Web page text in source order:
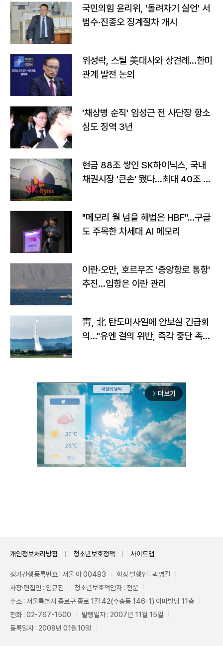
국민의힘 윤리위, '돌려차기 실언' 서
범수·진종오 징계절차 개시
위성락, 스틸 美대사와 상견례…한미
관계 발전 논의
'채상병 순직' 임성근 전 사단장 항소
심도 징역 3년
현금 88조 쌓인 SK하이닉스, 국내
채권시장 '큰손' 됐다…최대 40조 투
"메모리 월 넘을 해법은 HBF"…구글
도 주목한 차세대 AI 메모리
이란·오만, 호르무즈 '중앙항로 통항'
추진…입항은 이란 관리
靑, 北 탄도미사일에 안보실 긴급회
의…"유엔 결의 위반, 즉각 중단 촉
arrow_forward_ios 더보기
개인정보처리방침 청소년보호정책 사이트맵
정기간행등록번호 : 서울 아 00493
회장·발행인 : 곽영길
사장·편집인 : 임규진
청소년보호책임자 : 전운
주소 : 서울특별시 종로구 종로 1길 42(수송동 146-1) 이마빌딩 11층
전화 : 02-767-1500
발행일자 : 2007년 11월 15일
등록일자 : 2008년 01월10일